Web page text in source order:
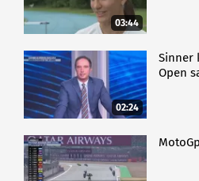
03:44
02:24
Sinner
Open